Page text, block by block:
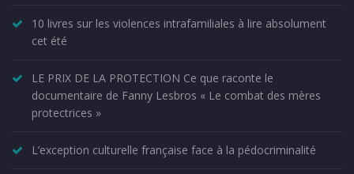
10 livres sur les violences intrafamiliales à lire absolument
cet été
LE PRIX DE LA PROTECTION Ce que raconte le
documentaire de Fanny Lesbros « Le combat des mères
protectrices »
L’exception culturelle française face à la pédocriminalité